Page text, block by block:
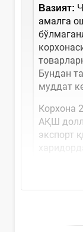
Вазият:
амалга
Бундан
муддат
Корхона
АҚШ
экспорт